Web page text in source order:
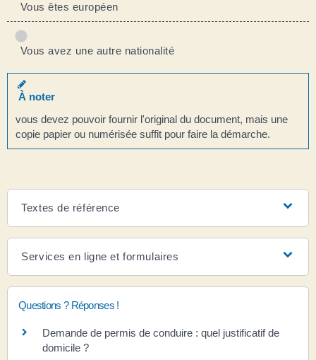
Vous êtes européen
Vous avez une autre nationalité
À noter
vous devez pouvoir fournir l'original du document, mais une
copie papier ou numérisée suffit pour faire la démarche.
Textes de référence
Services en ligne et formulaires
Questions ? Réponses !
Demande de permis de conduire : quel justificatif de
domicile ?